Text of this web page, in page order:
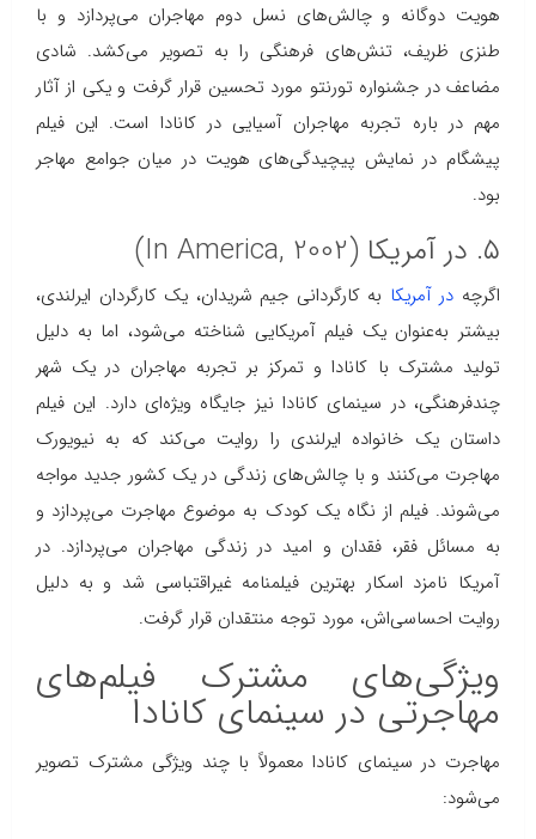
هویت دوگانه و چالش‌های نسل دوم مهاجران می‌پردازد و با
طنزی ظریف، تنش‌های فرهنگی را به تصویر می‌کشد. شادی
مضاعف در جشنواره تورنتو مورد تحسین قرار گرفت و یکی از آثار
مهم در باره تجربه مهاجران آسیایی در کانادا است. این فیلم
پیشگام در نمایش پیچیدگی‌های هویت در میان جوامع مهاجر
بود.
۵. در آمریکا (In America, 2002)
اگرچه در آمریکا به کارگردانی جیم شریدان، یک کارگردان ایرلندی،
بیشتر به‌عنوان یک فیلم آمریکایی شناخته می‌شود، اما به دلیل
تولید مشترک با کانادا و تمرکز بر تجربه مهاجران در یک شهر
چندفرهنگی، در سینمای کانادا نیز جایگاه ویژه‌ای دارد. این فیلم
داستان یک خانواده ایرلندی را روایت می‌کند که به نیویورک
مهاجرت می‌کنند و با چالش‌های زندگی در یک کشور جدید مواجه
می‌شوند. فیلم از نگاه یک کودک به موضوع مهاجرت می‌پردازد و
به مسائل فقر، فقدان و امید در زندگی مهاجران می‌پردازد. در
آمریکا نامزد اسکار بهترین فیلمنامه غیراقتباسی شد و به دلیل
روایت احساسی‌اش، مورد توجه منتقدان قرار گرفت.
ویژگی‌های مشترک فیلم‌های
مهاجرتی در سینمای کانادا
مهاجرت در سینمای کانادا معمولاً با چند ویژگی مشترک تصویر
می‌شود: